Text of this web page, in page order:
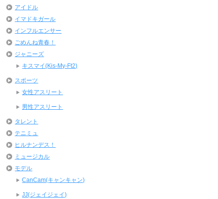
アイドル
イマドキガール
インフルエンサー
ごめんね青春！
ジャニーズ
キスマイ(Kis-My-Ft2)
スポーツ
女性アスリート
男性アスリート
タレント
テニミュ
ヒルナンデス！
ミュージカル
モデル
CanCam(キャンキャン)
JJ(ジェイジェイ)